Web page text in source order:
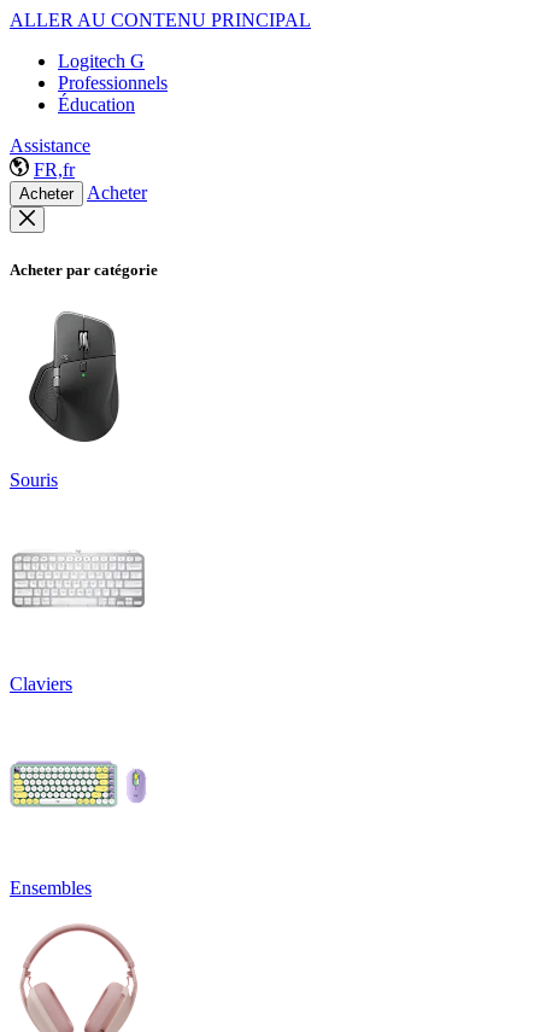
ALLER AU CONTENU PRINCIPAL
Logitech G
Professionnels
Éducation
Assistance
FR,fr
Acheter Acheter
Acheter par catégorie
Souris
Claviers
Ensembles